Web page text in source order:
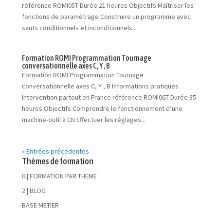
référence ROMI05T Durée 21 heures Objectifs Maîtriser les
fonctions de paramétrage Construire un programme avec
sauts conditionnels et inconditionnels...
Formation ROMI Programmation Tournage
conversationnelle axes C, Y , B
Formation ROMI Programmation Tournage
conversationnelle axes C, Y , B Informations pratiques
Intervention partout en France référence ROMI06T Durée 35
heures Objectifs Comprendre le fonctionnement d’une
machine-outil à CN Effectuer les réglages...
« Entrées précédentes
Thèmes de formation
0 | FORMATION PAR THEME
2 | BLOG
BASE METIER